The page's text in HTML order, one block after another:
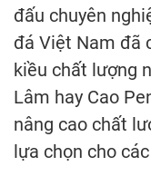
đấu chuyên
đá Việt Nam đã
kiều chất lượng
Lâm hay Cao
nâng cao chất
lựa chọn cho